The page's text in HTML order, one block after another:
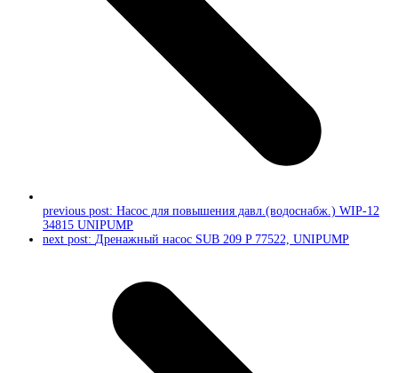
previous post: Насос для повышения давл.(водоснабж.) WIP-12
34815 UNIPUMP
next post: Дренажный насос SUB 209 P 77522, UNIPUMP